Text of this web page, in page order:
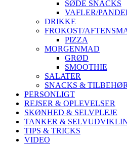
SØDE SNACKS
VAFLER/
DRIKKE
FROKOST/
PIZZA
MORGENMAD
GRØD
SMOOTHIE
SALATER
SNACKS & TILBEHØR
PERSONLIGT
REJSER & OPLEVELSER
SKØNHED & SELVPLEJE
TANKER &
TIPS & TRICKS
VIDEO